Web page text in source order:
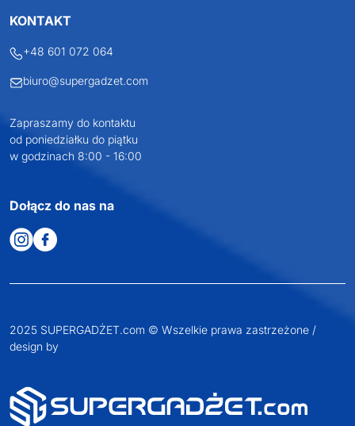
KONTAKT
+48 601 072 064
biuro@supergadzet.com
Zapraszamy do kontaktu
od poniedziałku do piątku
w godzinach 8:00 - 16:00
Dołącz do nas na
2025 SUPERGADŻET.com © Wszelkie prawa zastrzeżone /
design by